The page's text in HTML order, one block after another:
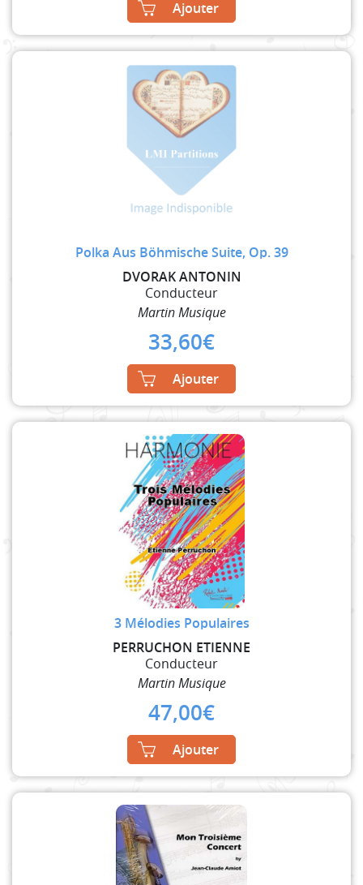
Ajouter
Polka Aus Böhmische Suite, Op. 39
DVORAK ANTONIN
Conducteur
Martin Musique
33,60€
Ajouter
3 Mélodies Populaires
PERRUCHON ETIENNE
Conducteur
Martin Musique
47,00€
Ajouter